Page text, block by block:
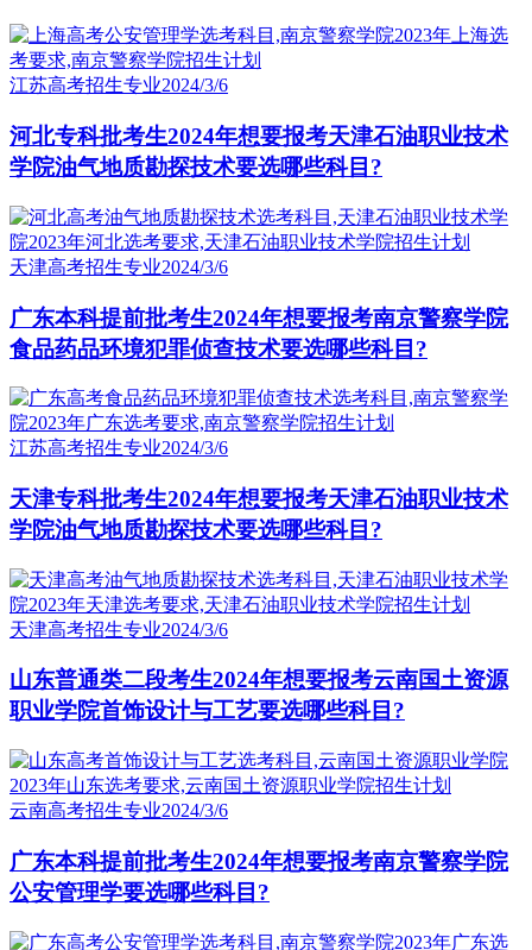
江苏高考招生专业2024/3/6
河北专科批考生2024年想要报考天津石油职业技术
学院油气地质勘探技术要选哪些科目?
天津高考招生专业2024/3/6
广东本科提前批考生2024年想要报考南京警察学院
食品药品环境犯罪侦查技术要选哪些科目?
江苏高考招生专业2024/3/6
天津专科批考生2024年想要报考天津石油职业技术
学院油气地质勘探技术要选哪些科目?
天津高考招生专业2024/3/6
山东普通类二段考生2024年想要报考云南国土资源
职业学院首饰设计与工艺要选哪些科目?
云南高考招生专业2024/3/6
广东本科提前批考生2024年想要报考南京警察学院
公安管理学要选哪些科目?